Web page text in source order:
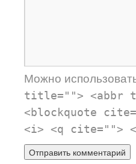
Можно
title=""> <abbr
<blockquote
<i> <q cite="">